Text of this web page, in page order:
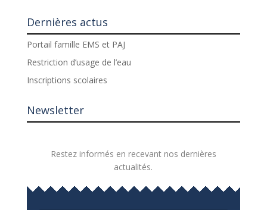
Dernières actus
Portail famille EMS et PAJ
Restriction d’usage de l’eau
Inscriptions scolaires
Newsletter
Restez informés en recevant nos dernières
actualités.